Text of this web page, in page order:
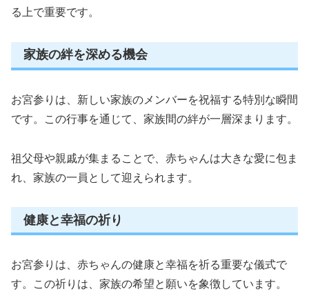
る上で重要です。
家族の絆を深める機会
お宮参りは、新しい家族のメンバーを祝福する特別な瞬間
です。この行事を通じて、家族間の絆が一層深まります。
祖父母や親戚が集まることで、赤ちゃんは大きな愛に包ま
れ、家族の一員として迎えられます。
健康と幸福の祈り
お宮参りは、赤ちゃんの健康と幸福を祈る重要な儀式で
す。この祈りは、家族の希望と願いを象徴しています。